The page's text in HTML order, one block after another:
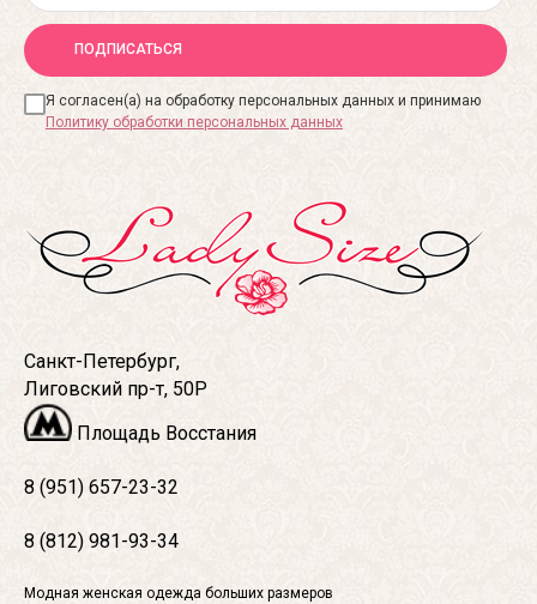
ПОДПИСАТЬСЯ
Я согласен(а) на обработку персональных данных и принимаю
Политику обработки персональных данных
Санкт-Петербург,
Лиговский пр-т, 50Р
Площадь Восстания
8 (951) 657-23-32
8 (812) 981-93-34
Модная женская одежда больших размеров